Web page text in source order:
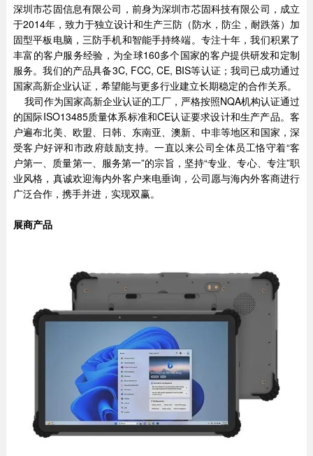
深圳市芯固信息有限公司，前身为深圳市芯固科技有限公司，成立
于2014年，致力于独立设计和生产三防（防水，防尘，耐跌落）加
固型平板电脑，三防手机和智能手持终端。专注十年，我们积累了
丰富的客户服务经验，为全球160多个国家的客户提供研发和定制
服务。我们的产品具备3C, FCC, CE, BIS等认证；我司已成功通过
国家高新企业认证，希望能与更多行业建立长期稳定的合作关系。
我司作为国家高新企业认证的工厂，严格按照NQA机构认证通过
的国际ISO13485质量体系标准和CE认证要求设计和生产产品。客
户遍布北美、欧盟、日韩、东南亚、澳新、中非等地区和国家，深
受客户好评和市政府鼓励支持。一直以来公司全体员工恪守着“客
户第一、质量第一、服务第一”的宗旨，坚持“专业、专心、专注”职
业风格，真诚欢迎海内外客户来电垂询，公司愿与海内外客商进行
广泛合作，携手并进，实现双赢。
展商产品